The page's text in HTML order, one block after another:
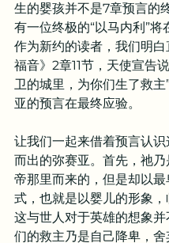
生的婴孩并不是7章预言的
有一位终极的“以马内利”将
作为新约的读者，我们明
福音》2章11节，天使宣告
卫的城里，为你们生了救主
亚的预言在最终应验。
让我们一起来借着预言认
而出的弥赛亚。首先，祂
帝那里而来的，但是却以
式，也就是以婴儿的形象，
这与世人对于英雄的想象
们的救主乃是自己降卑，